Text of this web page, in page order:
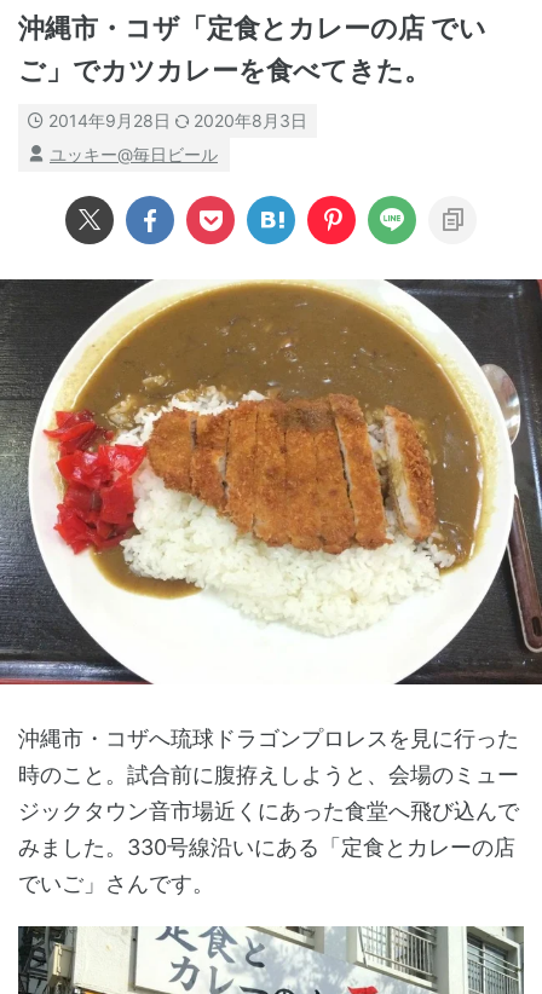
沖縄市・コザ「定食とカレーの店 でい
ご」でカツカレーを食べてきた。
2014年9月28日
2020年8月3日
ユッキー@毎日ビール
沖縄市・コザへ琉球ドラゴンプロレスを見に行った
時のこと。試合前に腹拵えしようと、会場のミュー
ジックタウン音市場近くにあった食堂へ飛び込んで
みました。330号線沿いにある「定食とカレーの店
でいご」さんです。